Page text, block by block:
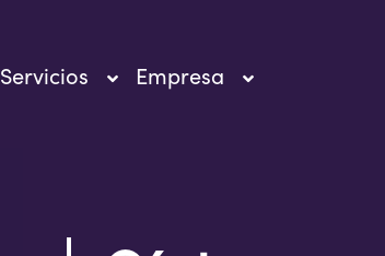
Servicios Empresa